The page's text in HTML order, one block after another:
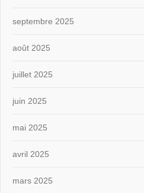
septembre 2025
août 2025
juillet 2025
juin 2025
mai 2025
avril 2025
mars 2025